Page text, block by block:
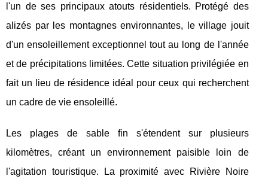
l'un de ses principaux atouts résidentiels. Protégé des
alizés par les montagnes environnantes, le village jouit
d'un ensoleillement exceptionnel tout au long de l'année
et de précipitations limitées. Cette situation privilégiée en
fait un lieu de résidence idéal pour ceux qui recherchent
un cadre de vie ensoleillé.
Les plages de sable fin s'étendent sur plusieurs
kilomètres, créant un environnement paisible loin de
l'agitation touristique. La proximité avec Rivière Noire